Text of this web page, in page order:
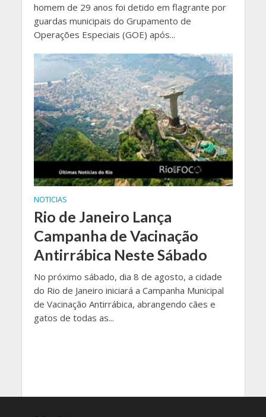
homem de 29 anos foi detido em flagrante por
guardas municipais do Grupamento de
Operações Especiais (GOE) após...
NOTICIAS
Rio de Janeiro Lança
Campanha de Vacinação
Antirrábica Neste Sábado
No próximo sábado, dia 8 de agosto, a cidade
do Rio de Janeiro iniciará a Campanha Municipal
de Vacinação Antirrábica, abrangendo cães e
gatos de todas as...